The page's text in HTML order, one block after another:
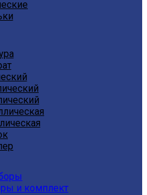
и комплект